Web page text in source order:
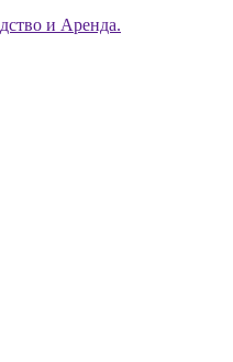
и Аренда.